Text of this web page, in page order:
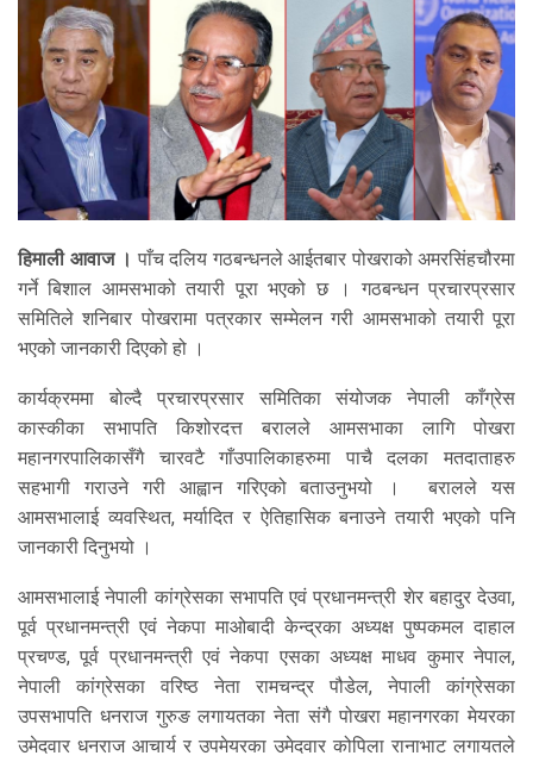
हिमाली आवाज । पाँच दलिय गठबन्धनले आईतबार पोखराको अमरसिंहचौरमा
गर्ने बिशाल आमसभाको तयारी पूरा भएको छ । गठबन्धन प्रचारप्रसार
समितिले शनिबार पोखरामा पत्रकार सम्मेलन गरी आमसभाको तयारी पूरा
भएको जानकारी दिएको हो ।
कार्यक्रममा बोल्दै प्रचारप्रसार समितिका संयोजक नेपाली काँग्रेस
कास्कीका सभापति किशोरदत्त बरालले आमसभाका लागि पोखरा
महानगरपालिकासँगै चारवटै गाँउपालिकाहरुमा पाचै दलका मतदाताहरु
सहभागी गराउने गरी आह्वान गरिएको बताउनुभयो । बरालले यस
आमसभालाई व्यवस्थित, मर्यादित र ऐतिहासिक बनाउने तयारी भएको पनि
जानकारी दिनुभयो ।
आमसभालाई नेपाली कांग्रेसका सभापति एवं प्रधानमन्त्री शेर बहादुर देउवा,
पूर्व प्रधानमन्त्री एवं नेकपा माओबादी केन्द्रका अध्यक्ष पुष्पकमल दाहाल
प्रचण्ड, पूर्व प्रधानमन्त्री एवं नेकपा एसका अध्यक्ष माधव कुमार नेपाल,
नेपाली कांग्रेसका वरिष्ठ नेता रामचन्द्र पौडेल, नेपाली कांग्रेसका
उपसभापति धनराज गुरुङ लगायतका नेता संगै पोखरा महानगरका मेयरका
उमेदवार धनराज आचार्य र उपमेयरका उमेदवार कोपिला रानाभाट लगायतले